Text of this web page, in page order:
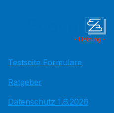
Testseite Formulare
Ratgeber
Datenschutz 1.6.2026